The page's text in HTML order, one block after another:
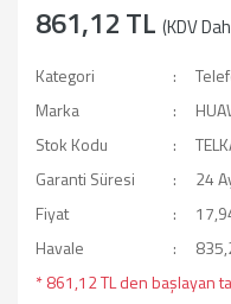
861,12 TL (KDV
Kategori
Marka
Stok Kodu
Garanti Süresi
24
Fiyat
Havale
* 861,12 TL den başlayan